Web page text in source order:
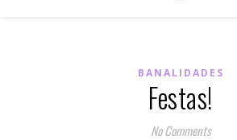
BANALIDADES
Festas!
No Comments